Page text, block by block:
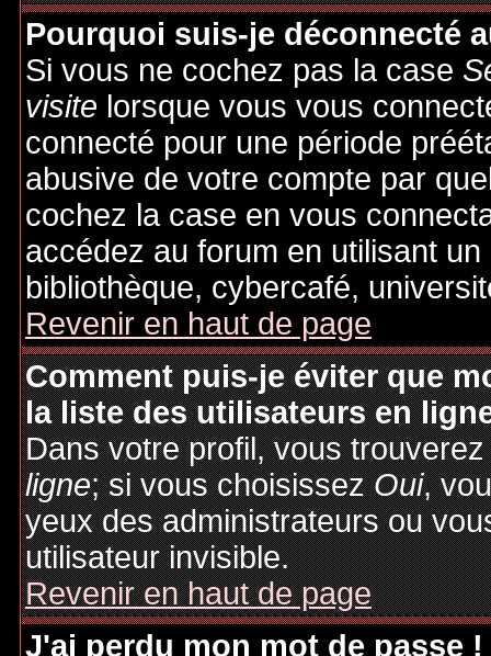
Pourquoi suis-je déconnecté
Si vous ne cochez pas la case
visite lorsque vous vous
connecté pour une période
abusive de votre compte par
cochez la case en vous
accédez au forum en utilisant
bibliothèque, cybercafé,
Revenir en haut de page
Comment puis-je éviter que
la liste des utilisateurs en
Dans votre profil, vous
ligne; si vous choisissezOui,
yeux des administrateurs ou
utilisateur invisible.
Revenir en haut de page
J'ai perdu mon mot de passe !